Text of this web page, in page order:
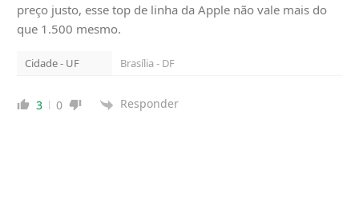
preço justo, esse top de linha da Apple não vale mais do
que 1.500 mesmo.
Cidade - UF Brasília - DF
3 0 Responder